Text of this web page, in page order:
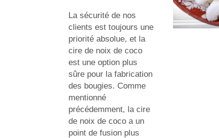
La sécurité de nos
clients est toujours une
priorité absolue, et la
cire de noix de coco
est une option plus
sûre pour la fabrication
des bougies. Comme
mentionné
précédemment, la cire
de noix de coco a un
point de fusion plus